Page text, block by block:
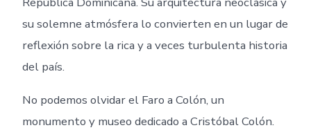
su solemne atmósfera lo convierten en un lugar de
reflexión sobre la rica y a veces turbulenta historia
del país.
No podemos olvidar el Faro a Colón, un
monumento y museo dedicado a Cristóbal Colón.